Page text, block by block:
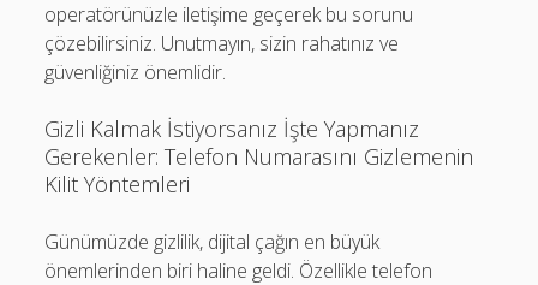
operatörünüzle iletişime geçerek bu sorunu
çözebilirsiniz. Unutmayın, sizin rahatınız ve
güvenliğiniz önemlidir.
Gizli Kalmak İstiyorsanız İşte Yapmanız
Gerekenler: Telefon Numarasını Gizlemenin
Kilit Yöntemleri
Günümüzde gizlilik, dijital çağın en büyük
önemlerinden biri haline geldi. Özellikle telefon